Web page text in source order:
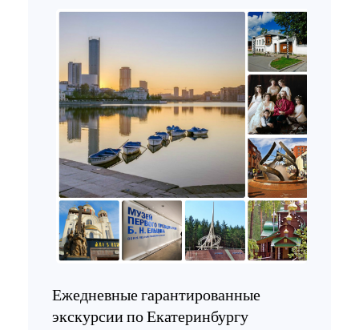
Ежедневные гарантированные
экскурсии по Екатеринбургу